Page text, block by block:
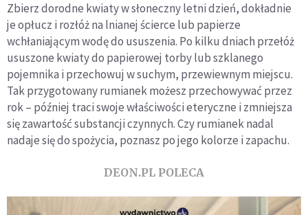
Zbierz dorodne kwiaty w słoneczny letni dzień, dokładnie
je opłucz i rozłóż na lnianej ścierce lub papierze
wchłaniającym wodę do ususzenia. Po kilku dniach przełóż
ususzone kwiaty do papierowej torby lub szklanego
pojemnika i przechowuj w suchym, przewiewnym miejscu.
Tak przygotowany rumianek możesz przechowywać przez
rok – później traci swoje właściwości eteryczne i zmniejsza
się zawartość substancji czynnych. Czy rumianek nadal
nadaje się do spożycia, poznasz po jego kolorze i zapachu.
DEON.PL POLECA